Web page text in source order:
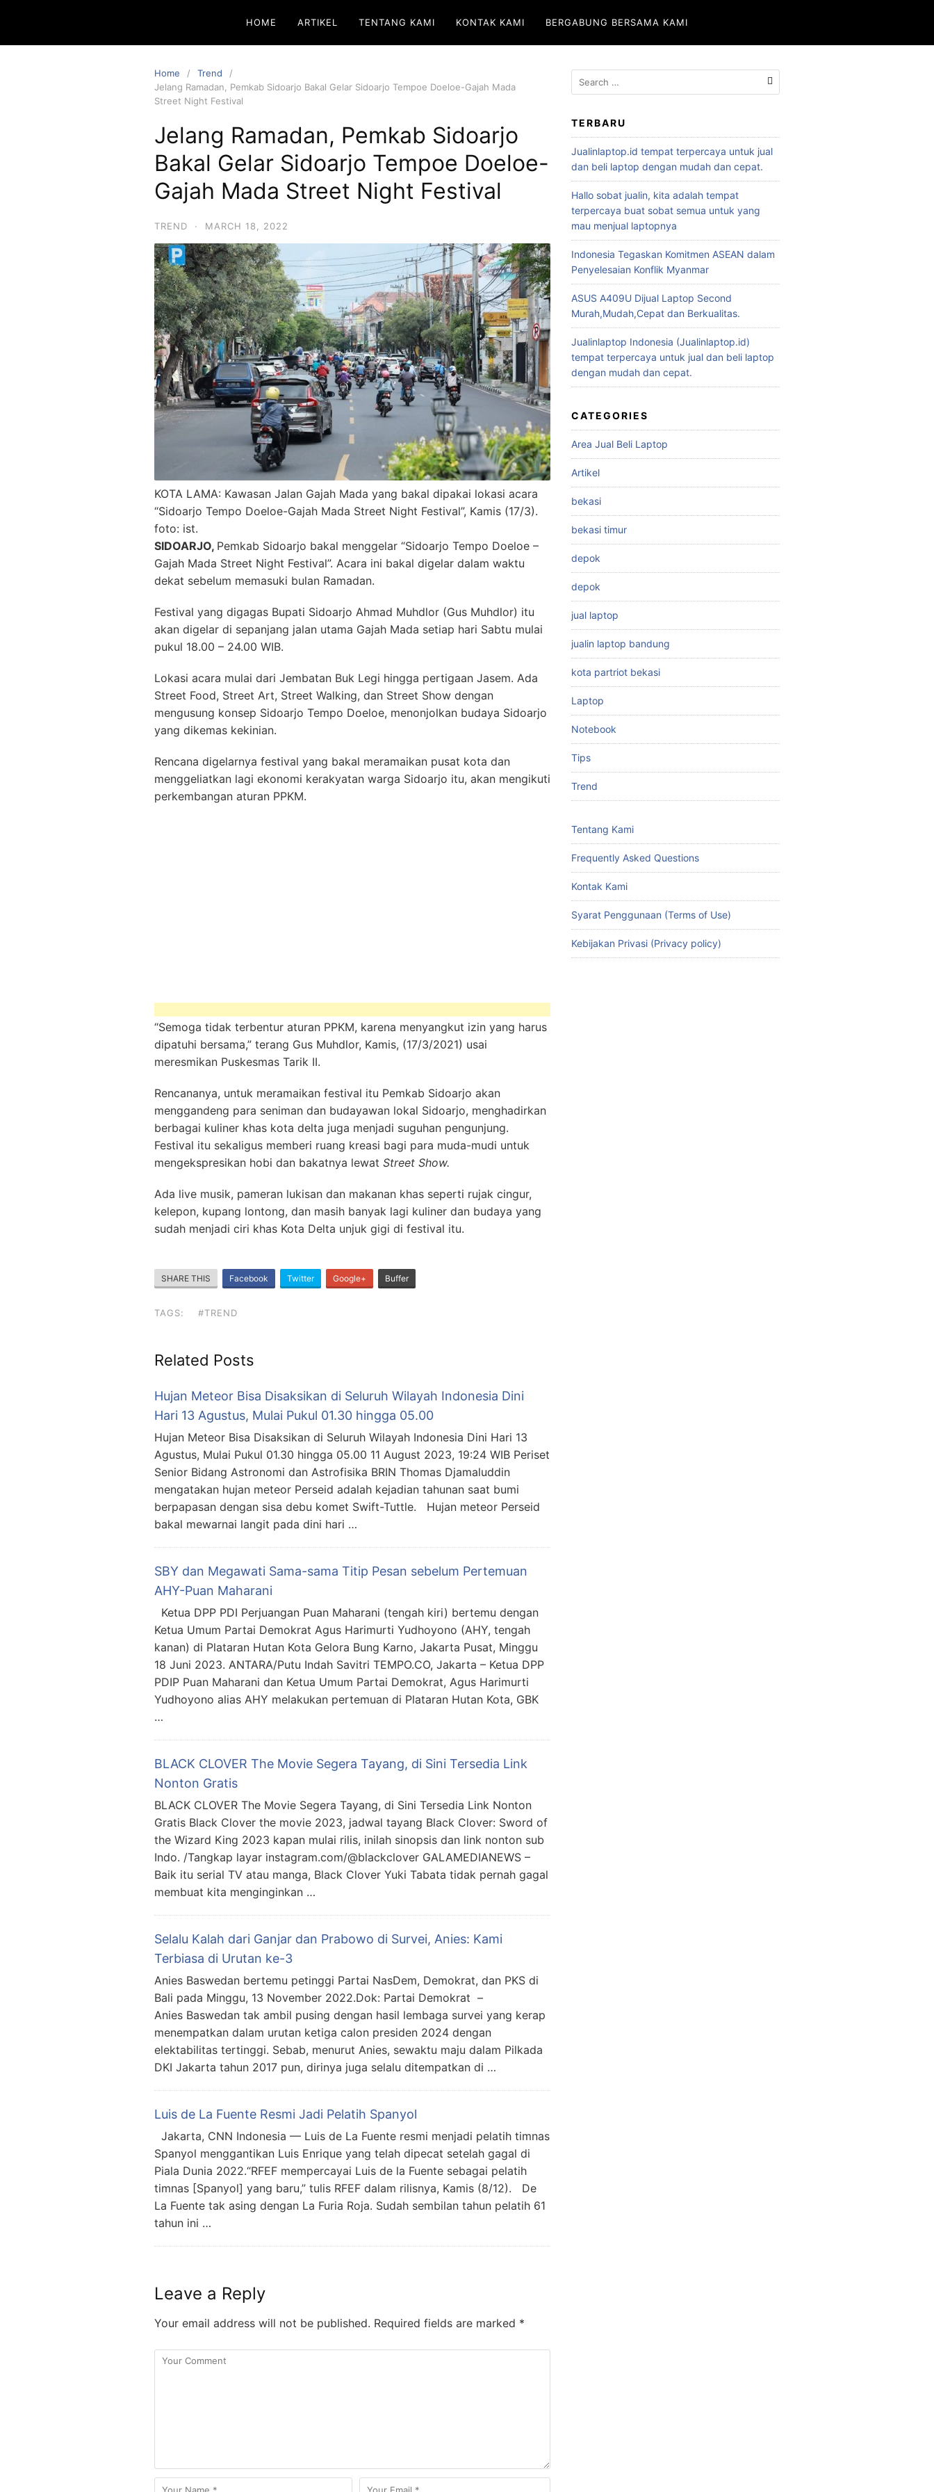
HOME ARTIKEL TENTANG KAMI KONTAK KAMI BERGABUNG BERSAMA KAMI
Home
Trend
Jelang Ramadan, Pemkab Sidoarjo Bakal Gelar Sidoarjo Tempoe Doeloe-Gajah Mada
Street Night Festival
Jelang Ramadan, Pemkab Sidoarjo
Bakal Gelar Sidoarjo Tempoe Doeloe-
Gajah Mada Street Night Festival
TREND · MARCH 18, 2022
KOTA LAMA: Kawasan Jalan Gajah Mada yang bakal dipakai lokasi acara
“Sidoarjo Tempo Doeloe-Gajah Mada Street Night Festival”, Kamis (17/3).
foto: ist.
SIDOARJO, Pemkab Sidoarjo bakal menggelar “Sidoarjo Tempo Doeloe –
Gajah Mada Street Night Festival”. Acara ini bakal digelar dalam waktu
dekat sebelum memasuki bulan Ramadan.
Festival yang digagas Bupati Sidoarjo Ahmad Muhdlor (Gus Muhdlor) itu
akan digelar di sepanjang jalan utama Gajah Mada setiap hari Sabtu mulai
pukul 18.00 – 24.00 WIB.
Lokasi acara mulai dari Jembatan Buk Legi hingga pertigaan Jasem. Ada
Street Food, Street Art, Street Walking, dan Street Show dengan
mengusung konsep Sidoarjo Tempo Doeloe, menonjolkan budaya Sidoarjo
yang dikemas kekinian.
Rencana digelarnya festival yang bakal meramaikan pusat kota dan
menggeliatkan lagi ekonomi kerakyatan warga Sidoarjo itu, akan mengikuti
perkembangan aturan PPKM.
“Semoga tidak terbentur aturan PPKM, karena menyangkut izin yang harus
dipatuhi bersama,” terang Gus Muhdlor, Kamis, (17/3/2021) usai
meresmikan Puskesmas Tarik II.
Rencananya, untuk meramaikan festival itu Pemkab Sidoarjo akan
menggandeng para seniman dan budayawan lokal Sidoarjo, menghadirkan
berbagai kuliner khas kota delta juga menjadi suguhan pengunjung.
Festival itu sekaligus memberi ruang kreasi bagi para muda-mudi untuk
mengekspresikan hobi dan bakatnya lewat Street Show.
Ada live musik, pameran lukisan dan makanan khas seperti rujak cingur,
kelepon, kupang lontong, dan masih banyak lagi kuliner dan budaya yang
sudah menjadi ciri khas Kota Delta unjuk gigi di festival itu.
SHARE THIS Facebook Twitter Google+ Buffer
TAGS: #TREND
Related Posts
Hujan Meteor Bisa Disaksikan di Seluruh Wilayah Indonesia Dini
Hari 13 Agustus, Mulai Pukul 01.30 hingga 05.00
Hujan Meteor Bisa Disaksikan di Seluruh Wilayah Indonesia Dini Hari 13
Agustus, Mulai Pukul 01.30 hingga 05.00 11 August 2023, 19:24 WIB Periset
Senior Bidang Astronomi dan Astrofisika BRIN Thomas Djamaluddin
mengatakan hujan meteor Perseid adalah kejadian tahunan saat bumi
berpapasan dengan sisa debu komet Swift-Tuttle. Hujan meteor Perseid
bakal mewarnai langit pada dini hari …
SBY dan Megawati Sama-sama Titip Pesan sebelum Pertemuan
AHY-Puan Maharani
Ketua DPP PDI Perjuangan Puan Maharani (tengah kiri) bertemu dengan
Ketua Umum Partai Demokrat Agus Harimurti Yudhoyono (AHY, tengah
kanan) di Plataran Hutan Kota Gelora Bung Karno, Jakarta Pusat, Minggu
18 Juni 2023. ANTARA/Putu Indah Savitri TEMPO.CO, Jakarta – Ketua DPP
PDIP Puan Maharani dan Ketua Umum Partai Demokrat, Agus Harimurti
Yudhoyono alias AHY melakukan pertemuan di Plataran Hutan Kota, GBK
…
BLACK CLOVER The Movie Segera Tayang, di Sini Tersedia Link
Nonton Gratis
BLACK CLOVER The Movie Segera Tayang, di Sini Tersedia Link Nonton
Gratis Black Clover the movie 2023, jadwal tayang Black Clover: Sword of
the Wizard King 2023 kapan mulai rilis, inilah sinopsis dan link nonton sub
Indo. /Tangkap layar instagram.com/@blackclover GALAMEDIANEWS –
Baik itu serial TV atau manga, Black Clover Yuki Tabata tidak pernah gagal
membuat kita menginginkan …
Selalu Kalah dari Ganjar dan Prabowo di Survei, Anies: Kami
Terbiasa di Urutan ke-3
Anies Baswedan bertemu petinggi Partai NasDem, Demokrat, dan PKS di
Bali pada Minggu, 13 November 2022.Dok: Partai Demokrat –
Anies Baswedan tak ambil pusing dengan hasil lembaga survei yang kerap
menempatkan dalam urutan ketiga calon presiden 2024 dengan
elektabilitas tertinggi. Sebab, menurut Anies, sewaktu maju dalam Pilkada
DKI Jakarta tahun 2017 pun, dirinya juga selalu ditempatkan di …
Luis de La Fuente Resmi Jadi Pelatih Spanyol
Jakarta, CNN Indonesia — Luis de La Fuente resmi menjadi pelatih timnas
Spanyol menggantikan Luis Enrique yang telah dipecat setelah gagal di
Piala Dunia 2022.“RFEF mempercayai Luis de la Fuente sebagai pelatih
timnas [Spanyol] yang baru,” tulis RFEF dalam rilisnya, Kamis (8/12). De
La Fuente tak asing dengan La Furia Roja. Sudah sembilan tahun pelatih 61
tahun ini …
Leave a Reply
Your email address will not be published. Required fields are marked *
TERBARU
Jualinlaptop.id tempat terpercaya untuk jual
dan beli laptop dengan mudah dan cepat.
Hallo sobat jualin, kita adalah tempat
terpercaya buat sobat semua untuk yang
mau menjual laptopnya
Indonesia Tegaskan Komitmen ASEAN dalam
Penyelesaian Konflik Myanmar
ASUS A409U Dijual Laptop Second
Murah,Mudah,Cepat dan Berkualitas.
Jualinlaptop Indonesia (Jualinlaptop.id)
tempat terpercaya untuk jual dan beli laptop
dengan mudah dan cepat.
CATEGORIES
Area Jual Beli Laptop
Artikel
bekasi
bekasi timur
depok
depok
jual laptop
jualin laptop bandung
kota partriot bekasi
Laptop
Notebook
Tips
Trend
Tentang Kami
Frequently Asked Questions
Kontak Kami
Syarat Penggunaan (Terms of Use)
Kebijakan Privasi (Privacy policy)